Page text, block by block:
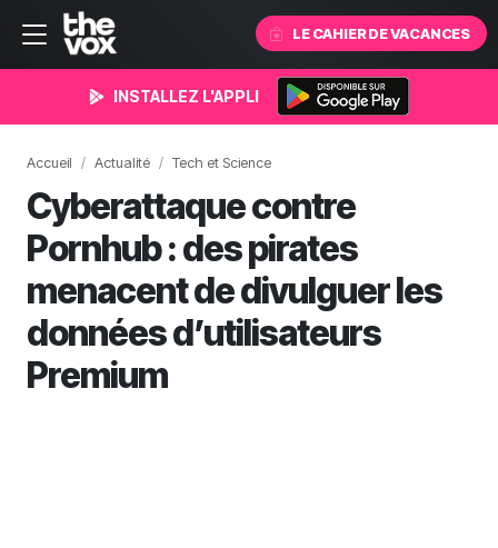
LE CAHIER DE VACANCES
INSTALLEZ L'APPLI
Accueil Actualité Tech et Science
Cyberattaque contre
Pornhub : des pirates
menacent de divulguer les
données d’utilisateurs
Premium